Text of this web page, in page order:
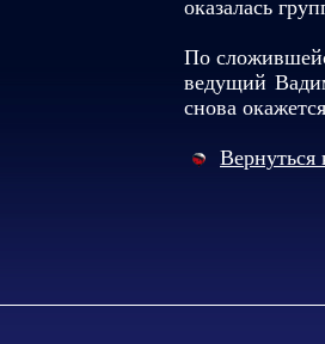
оказалась
По
ведущий
снова
Вернуться